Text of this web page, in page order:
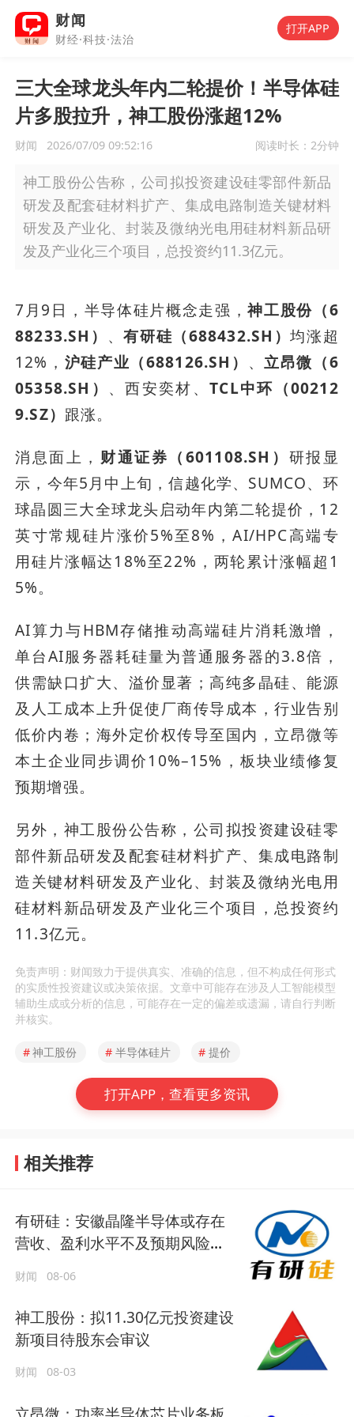
财闻
财经·科技·法治
打开APP
三大全球龙头年内二轮提价！半导体硅
片多股拉升，神工股份涨超12%
财闻 2026/07/09 09:52:16 阅读时长： 2分钟
神工股份公告称，公司拟投资建设硅零部件新品
研发及配套硅材料扩产、集成电路制造关键材料
研发及产业化、封装及微纳光电用硅材料新品研
发及产业化三个项目，总投资约11.3亿元。
7月9日，半导体硅片概念走强，神工股份（6
88233.SH） 、有研硅（688432.SH）均涨超
12%， 沪硅产业（688126.SH） 、立昂微（6
05358.SH） 、西安奕材、TCL中环（00212
9.SZ） 跟涨。
消息面上， 财通证券（601108.SH） 研报显
示，今年5月中上旬，信越化学、SUMCO、环
球晶圆三大全球龙头启动年内第二轮提价，12
英寸常规硅片涨价5%至8%，AI/HPC高端专
用硅片涨幅达18%至22%，两轮累计涨幅超1
5%。
AI算力与HBM存储推动高端硅片消耗激增，
单台AI服务器耗硅量为普通服务器的3.8倍，
供需缺口扩大、溢价显著；高纯多晶硅、能源
及人工成本上升促使厂商传导成本，行业告别
低价内卷；海外定价权传导至国内，立昂微等
本土企业同步调价10%–15%，板块业绩修复
预期增强。
另外，神工股份公告称，公司拟投资建设硅零
部件新品研发及配套硅材料扩产、集成电路制
造关键材料研发及产业化、封装及微纳光电用
硅材料新品研发及产业化三个项目，总投资约
11.3亿元。
免责声明：财闻致力于提供真实、准确的信息，但不构成任何形式
的实质性投资建议或决策依据。文章中可能存在涉及人工智能模型
辅助生成或分析的信息，可能存在一定的偏差或遗漏，请自行判断
并核实。
#神工股份 # 半导体硅片 # 提价
打开APP，查看更多资讯
相关推荐
有研硅：安徽晶隆半导体或存在
营收、盈利水平不及预期风险，
财闻 08-06
神工股份：拟11.30亿元投资建设
新项目待股东会审议
财闻 08-03